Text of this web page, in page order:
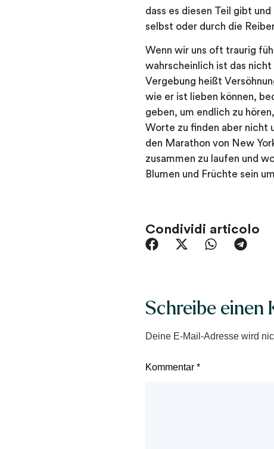
dass es diesen Teil gibt
selbst oder durch die
Wenn wir uns oft traurig
wahrscheinlich ist das nicht
Vergebung heißt
wie er ist lieben können,
geben, um endlich zu
Worte zu finden aber nicht
den Marathon von New
zusammen zu laufen und
Blumen und Früchte sein
Condividi articolo
Schreibe einen
Deine E-Mail-Adresse wird
Kommentar *